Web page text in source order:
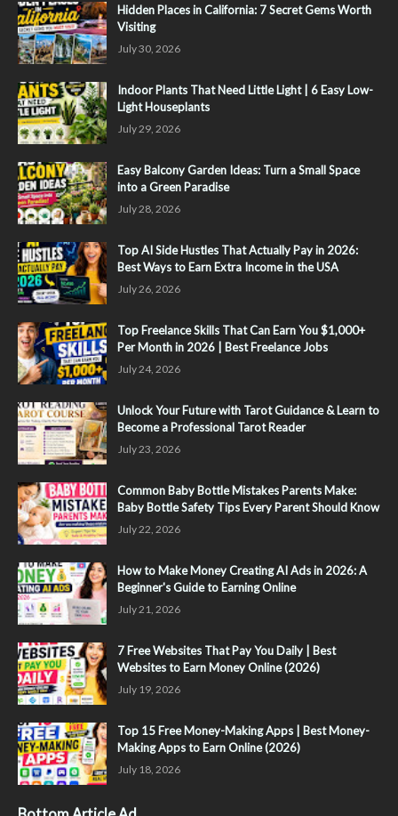
Hidden Places in California: 7 Secret Gems Worth
Visiting
July 30, 2026
Indoor Plants That Need Little Light | 6 Easy Low-
Light Houseplants
July 29, 2026
Easy Balcony Garden Ideas: Turn a Small Space
into a Green Paradise
July 28, 2026
Top AI Side Hustles That Actually Pay in 2026:
Best Ways to Earn Extra Income in the USA
July 26, 2026
Top Freelance Skills That Can Earn You $1,000+
Per Month in 2026 | Best Freelance Jobs
July 24, 2026
Unlock Your Future with Tarot Guidance & Learn to
Become a Professional Tarot Reader
July 23, 2026
Common Baby Bottle Mistakes Parents Make:
Baby Bottle Safety Tips Every Parent Should Know
July 22, 2026
How to Make Money Creating AI Ads in 2026: A
Beginner's Guide to Earning Online
July 21, 2026
7 Free Websites That Pay You Daily | Best
Websites to Earn Money Online (2026)
July 19, 2026
Top 15 Free Money-Making Apps | Best Money-
Making Apps to Earn Online (2026)
July 18, 2026